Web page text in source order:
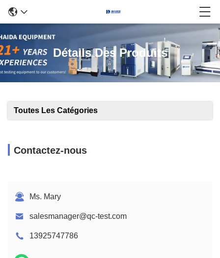
Détails Des Produits
Toutes Les Catégories
Contactez-nous
Ms. Mary
salesmanager@qc-test.com
13925747786